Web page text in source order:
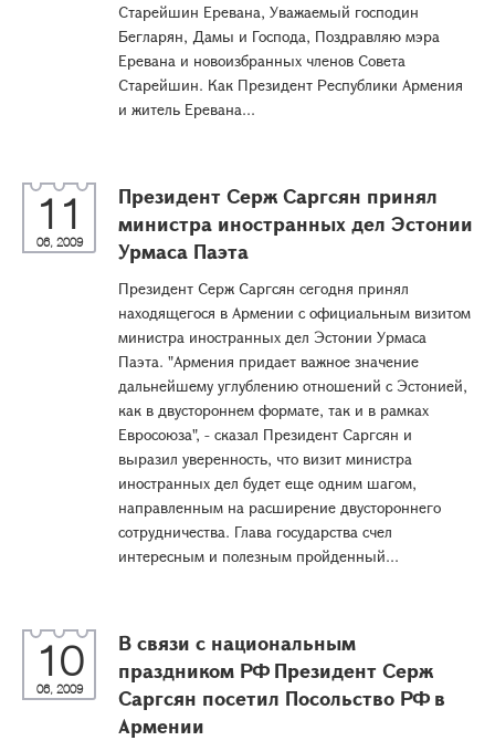
Старейшин Еревана, Уважаемый господин
Бегларян, Дамы и Господа, Поздравляю мэра
Еревана и новоизбранных членов Совета
Старейшин. Как Президент Республики Армения
и житель Еревана...
11
06, 2009
Президент Серж Саргсян принял
министра иностранных дел Эстонии
Урмаса Паэта
Президент Серж Саргсян сегодня принял
находящегося в Армении с официальным визитом
министра иностранных дел Эстонии Урмаса
Паэта. "Армения придает важное значение
дальнейшему углублению отношений с Эстонией,
как в двустороннем формате, так и в рамках
Евросоюза", - сказал Президент Саргсян и
выразил уверенность, что визит министра
иностранных дел будет еще одним шагом,
направленным на расширение двустороннего
сотрудничества. Глава государства счел
интересным и полезным пройденный...
10
06, 2009
В связи с национальным
праздником РФ Президент Серж
Саргсян посетил Посольство РФ в
Армении